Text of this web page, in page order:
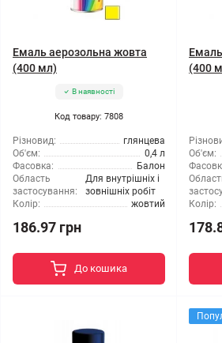
Емаль аерозольна жовта
(400 мл)
В наявності
Код товару: 7808
Різновид:
глянцева
Об'єм:
0,4 л
Фасовка:
Балон
Область
застосування:
Для внутрішніх і
зовнішніх робіт
Колір:
жовтий
186.97 грн
До кошика
(400
Об'єм:
Колір: